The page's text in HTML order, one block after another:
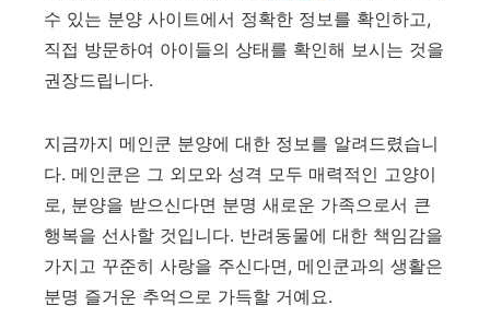
수 있는 분양 사이트에서 정확한 정보를 확인하고,
직접 방문하여 아이들의 상태를 확인해 보시는 것을
권장드립니다.
지금까지 메인쿤 분양에 대한 정보를 알려드렸습니
다. 메인쿤은 그 외모와 성격 모두 매력적인 고양이
로, 분양을 받으신다면 분명 새로운 가족으로서 큰
행복을 선사할 것입니다. 반려동물에 대한 책임감을
가지고 꾸준히 사랑을 주신다면, 메인쿤과의 생활은
분명 즐거운 추억으로 가득할 거예요.